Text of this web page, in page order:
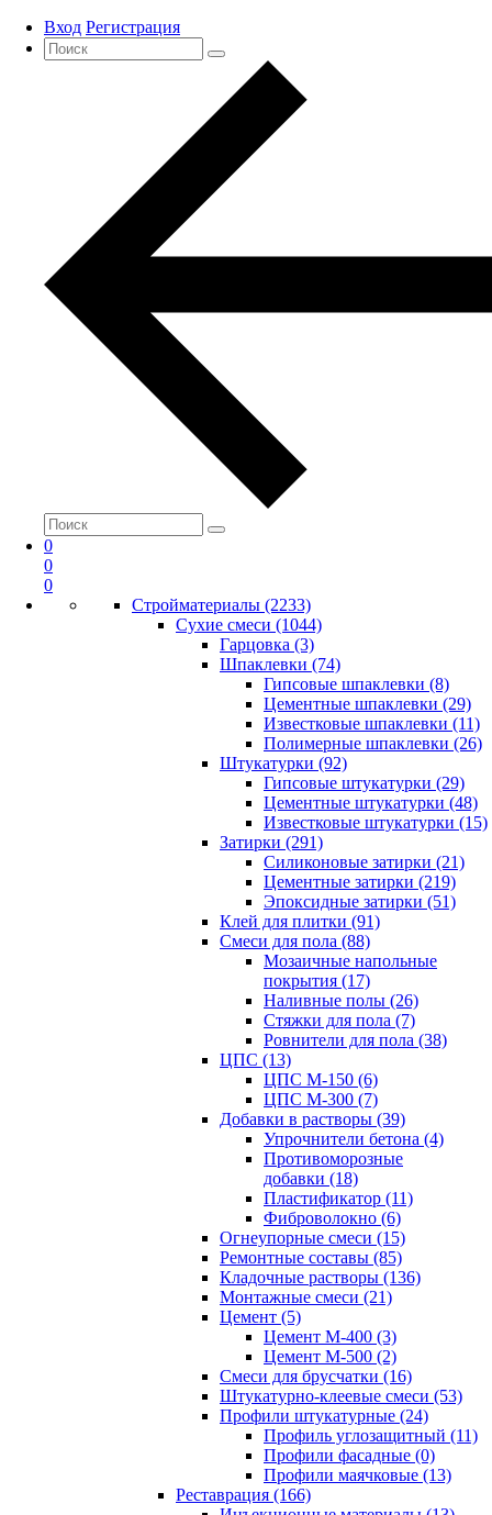
Вход Регистрация
0
0
0
Стройматериалы (2233)
Сухие смеси (1044)
Гарцовка (3)
Шпаклевки (74)
Гипсовые шпаклевки (8)
Цементные шпаклевки (29)
Известковые шпаклевки (11)
Полимерные шпаклевки (26)
Штукатурки (92)
Гипсовые штукатурки (29)
Цементные штукатурки (48)
Известковые штукатурки (15)
Затирки (291)
Силиконовые затирки (21)
Цементные затирки (219)
Эпоксидные затирки (51)
Клей для плитки (91)
Смеси для пола (88)
Мозаичные напольные
покрытия (17)
Наливные полы (26)
Стяжки для пола (7)
Ровнители для пола (38)
ЦПС (13)
ЦПС М-150 (6)
ЦПС М-300 (7)
Добавки в растворы (39)
Упрочнители бетона (4)
Противоморозные
добавки (18)
Пластификатор (11)
Фиброволокно (6)
Огнеупорные смеси (15)
Ремонтные составы (85)
Кладочные растворы (136)
Монтажные смеси (21)
Цемент (5)
Цемент М-400 (3)
Цемент М-500 (2)
Смеси для брусчатки (16)
Штукатурно-клеевые смеси (53)
Профили штукатурные (24)
Профиль углозащитный (11)
Профили фасадные (0)
Профили маячковые (13)
Реставрация (166)